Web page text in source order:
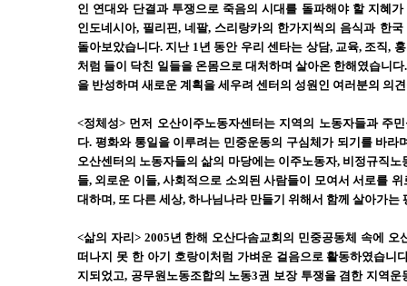
인 연대와 단결과 투쟁으로 죽음의 시대를 돌파해야 할 지혜
인도네시아, 필리핀, 네팔, 스리랑카의 한가지씩의 음식과 한
돌아보았습니다. 지난 1년 동안 우리 센타는 상담, 교육, 조직,
처럼 들이 닥친 일들을 온몸으로 대처하며 살아온 한해였습니
을 반성하며 새로운 계획을 세우려 센터의 성원인 여러분의 의
<정체성> 먼저 오산이주노동자센터는 지역의 노동자들과 주
다. 평화와 통일을 이루려는 민중운동의 구심체가 되기를 바라
오산센터의 노동자들의 삶의 마당에는 이주노동자, 비정규직
들, 외로운 이들, 사회적으로 소외된 사람들이 모여서 서로를
대하며, 또 다른 세상, 하나님나라 만들기 위해서 함께 살아가
<삶의 자리> 2005년 한해 오산다솜교회의 민중공동체 속에
떠나지 못 한 아기 호랑이처럼 가벼운 걸음으로 활동하였습니
지되었고, 공무원노동조합의 노동3권 보장 투쟁을 겸한 지역